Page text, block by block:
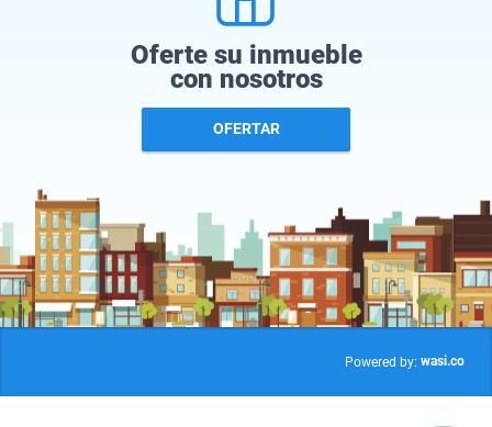
Oferte su inmueble
con nosotros
OFERTAR
Powered by: wasi.co